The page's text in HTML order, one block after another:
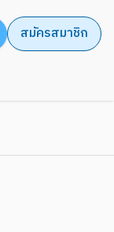
สมัครสมาชิก